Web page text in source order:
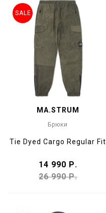
MA.STRUM
Брюки
Tie Dyed Cargo Regular Fit
14 990 Р.
26 990 Р.
SALE